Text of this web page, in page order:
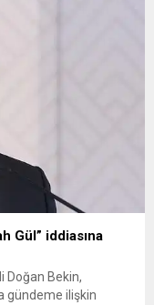
Refah
1 Mart 2026’da...
Gül” iddiasına
Doğan Bekin,
gündeme ilişkin